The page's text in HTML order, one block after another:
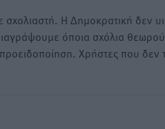
Η Δημοκρατική δεν
όποια σχόλια
Χρήστες που δεν